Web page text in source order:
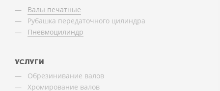
Валы печатные
Рубашка передаточного цилиндра
Пневмоцилиндр
УСЛУГИ
Обрезинивание валов
Хромирование валов